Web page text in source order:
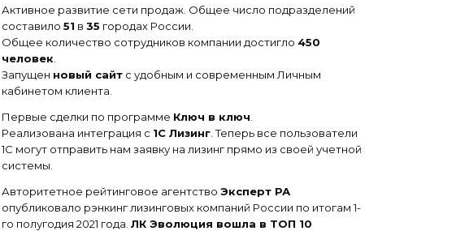
Активное развитие сети продаж. Общее число подразделений
составило 51 в 35 городах России.
Общее количество сотрудников компании достигло 450
человек
Запущен новый сайтс удобным и современным Личным
кабинетом клиента.
Первые сделки по программе Ключ в ключ
Реализована интеграция с 1С Лизинг. Теперь все пользователи
1С могут отправить нам заявку на лизинг прямо из своей учетной
системы.
Авторитетное рейтинговое агентство Эксперт РА
опубликовало рэнкинг лизинговых компаний России по итогам 1-
го полугодия 2021 года. ЛК Эволюция вошла в ТОП 10